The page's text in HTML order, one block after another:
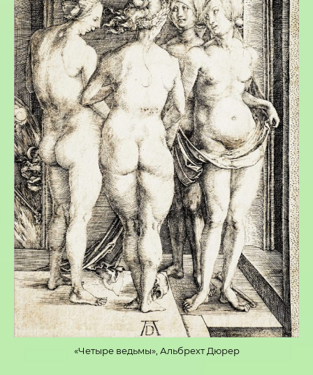
«Четыре ведьмы», Альбрехт Дюрер